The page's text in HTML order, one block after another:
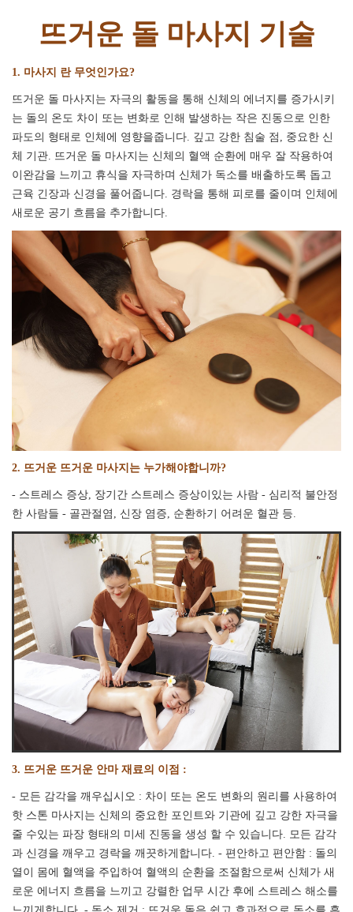
뜨거운 돌 마사지 기술
1. 마사지 란 무엇인가요?
뜨거운 돌 마사지는 자극의 활동을 통해 신체의 에너지를 증가시키
는 돌의 온도 차이 또는 변화로 인해 발생하는 작은 진동으로 인한
파도의 형태로 인체에 영향을줍니다. 깊고 강한 침술 점, 중요한 신
체 기관. 뜨거운 돌 마사지는 신체의 혈액 순환에 매우 잘 작용하여
이완감을 느끼고 휴식을 자극하며 신체가 독소를 배출하도록 돕고
근육 긴장과 신경을 풀어줍니다. 경락을 통해 피로를 줄이며 인체에
새로운 공기 흐름을 추가합니다.
2. 뜨거운 뜨거운 마사지는 누가해야합니까?
- 스트레스 증상, 장기간 스트레스 증상이있는 사람 - 심리적 불안정
한 사람들 - 골관절염, 신장 염증, 순환하기 어려운 혈관 등.
3. 뜨거운 뜨거운 안마 재료의 이점 :
- 모든 감각을 깨우십시오 : 차이 또는 온도 변화의 원리를 사용하여
핫 스톤 마사지는 신체의 중요한 포인트와 기관에 깊고 강한 자극을
줄 수있는 파장 형태의 미세 진동을 생성 할 수 있습니다. 모든 감각
과 신경을 깨우고 경락을 깨끗하게합니다. - 편안하고 편안함 : 돌의
열이 몸에 혈액을 주입하여 혈액의 순환을 조절함으로써 신체가 새
로운 에너지 흐름을 느끼고 강렬한 업무 시간 후에 스트레스 해소를